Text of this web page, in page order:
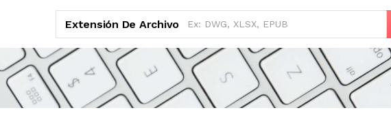
Extensión De Archivo